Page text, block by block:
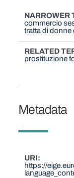
NARROWER
commercio
tratta di donne
RELATED
prostituzione
Metadata
URI
https://